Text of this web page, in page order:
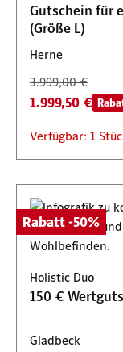
Gutschein für
(Größe L)
Herne
3.999,00 €
1.999,50 €
Verfügbar: 1
Rabatt -50%
Holistic Duo
150 €
Gladbeck